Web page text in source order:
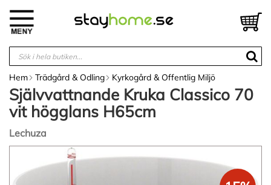
innehållet
Hem Trädgård & Odling Kyrkogård & Offentlig Miljö
Självvattnande Kruka Classico 70
vit högglans H65cm
Lechuza
slutet